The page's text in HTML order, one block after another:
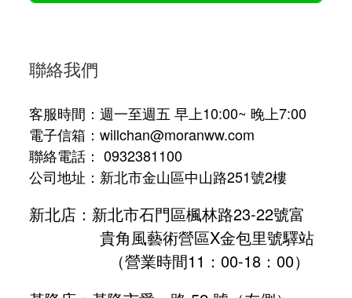
聯絡我們
客服時間：週一至週五 早上10:00~ 晚上7:00
電子信箱：willchan@moranww.com
聯絡電話： 0932381100
公司地址：新北市金山區中山路251號2樓
新北店：新北市石門區楓林路23-22號富
貴角風藝術營區X金包里號驛站
（營業時間11：00-18：00）